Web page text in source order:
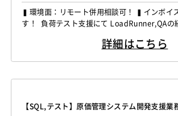
▍環境面：リモート併用相談可！ ▍インボイ
す！ 負荷テスト支援にて LoadRunner,QAの
nnerでのシナリオ作成 ・テスト結果の収集・
詳細はこちら
【SQL,テスト】原価管理システム開発支援業